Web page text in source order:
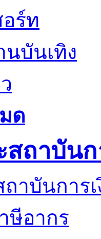
ร์ท
นบันเทิง
ด
ถาบันก
ษีอากร